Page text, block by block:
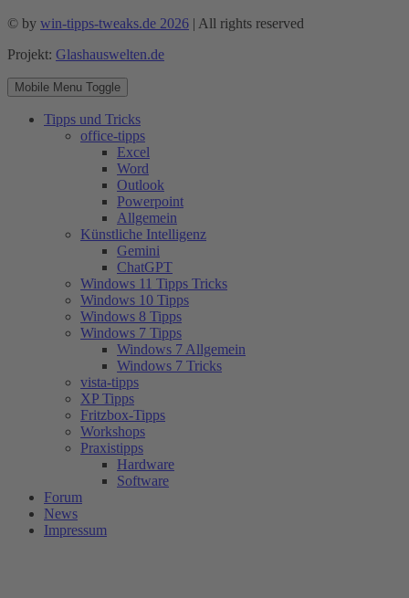
© by win-tipps-tweaks.de 2026 | All rights reserved
Projekt: Glashauswelten.de
Mobile Menu Toggle
Tipps und Tricks
office-tipps
Excel
Word
Outlook
Powerpoint
Allgemein
Künstliche Intelligenz
Gemini
ChatGPT
Windows 11 Tipps Tricks
Windows 10 Tipps
Windows 8 Tipps
Windows 7 Tipps
Windows 7 Allgemein
Windows 7 Tricks
vista-tipps
XP Tipps
Fritzbox-Tipps
Workshops
Praxistipps
Hardware
Software
Forum
News
Impressum